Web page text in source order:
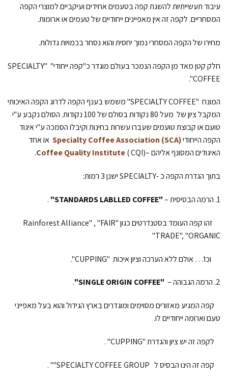
עיבוד תעשייתיות להשגת קפה בטעמים אחידים ועיקביים למוצרי הקפה
המסחריים. לקפה זה אין מאפיינים ייחודיים של טעמים או ארומות.
מחירו של הקפה המסחרי נמוך יחסית והוא נסחר בכמויות גדולות.
חלק קטן מאד מן הקפה הנמכר בעולם מוגדר כ"קפה ייחודי" "SPECIALTY
COFFEE".
המונח "SPECIALTY COFFEE" משמש בענף הקפה לדרוג הקפה האיכותי
המקבל ציון של מעל 80 נקודות בסולם של 100 נקודות. הסולם נקבע ע"י
טועם או קבוצת טועמים שעברו עשרות בחינות וקיבלו הסמכה ע"י איגוד
הקפה הייחודיSpecialty Coffee Association (SCA) או אחד
האיגודים המסונף אליהם –
Coffee Quality Institute( CQI).
בתוך הגדרת הקפה כ -SPECIALTY ישנן 3 רמות:
1. הרמה הבסיסית – "STANDARDS LABLLED COFFEE"
.
זהו קפה העומד בסטנדרטים כגון "Rainforest Alliance" , "FAIR
TRADE", "ORGANIC"
וכו'… אולם ללא הערכה וציון איכות "CUPPING".
2. הרמה הגבוהה – "SINGLE ORIGIN COFFEE"
.
קפה המגיע מאזורים מסוימים ומוגדרים בארץ הגידול והוא בעל מאפייני
טעם וארומה ייחודיים לו.
לקפה זה יש ציון והגדרת "CUPPING" .
קפה זה הינו הבסיס ל SPECIALTY COFFEE GROUP"" .